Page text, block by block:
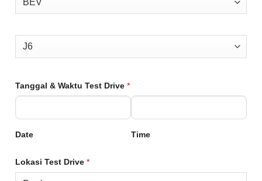
Tanggal & Waktu Test Drive *
Date Time
Lokasi Test Drive *